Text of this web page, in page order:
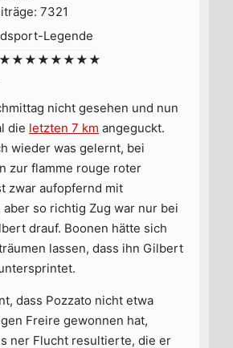
7321
Legende
nicht gesehen und nun
die letzten 7 km angeguckt.
wieder was gelernt, bei
zur flamme rouge roter
zwar aufopfernd mit
so richtig Zug war nur bei
drauf. Boonen hätte sich
lassen, dass ihn Gilbert
dass Pozzato nicht etwa
Freire gewonnen hat,
ner Flucht resultierte, die er